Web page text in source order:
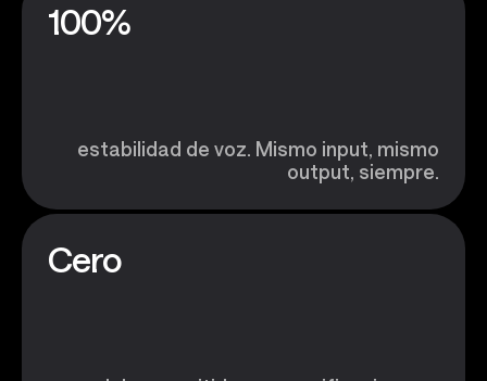
100%
estabilidad de voz. Mismo input, mismo
output, siempre.
Cero